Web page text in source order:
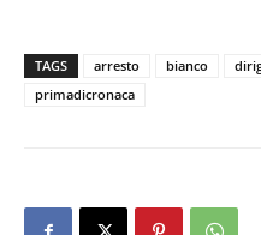
TAGS arresto bianco
primadicronaca